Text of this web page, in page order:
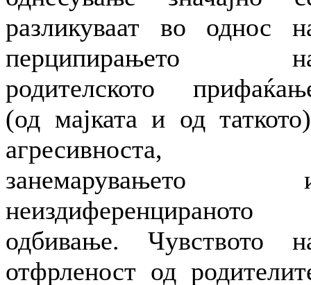
разликуваат во однос
перципирањето
родителското
(од мајката и од
агресивноста,
занемарувањето
неиздиференцираното
одбивање. Чувството
отфрленост од